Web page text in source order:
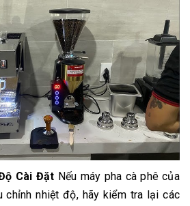
Cài Đặt Nếu máy pha cà phê của
chỉnh nhiệt độ, hãy kiểm tra lại các